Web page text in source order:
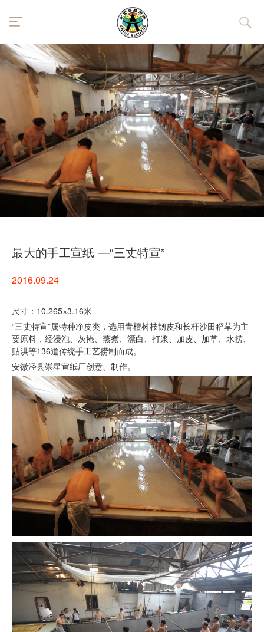
最大的手工宣纸 —“三丈特宣”
2016.09.24
尺寸：10.265×3.16米
“三丈特宣”属特种净皮类，选用青檀树枝韧皮和长杆沙田稻草为主
要原料，经浸泡、灰掩、蒸煮、漂白、打浆、加皮、加草、水捞、
贴洪等136道传统手工艺捞制而成。
安徽泾县崇星宣纸厂创意、制作。